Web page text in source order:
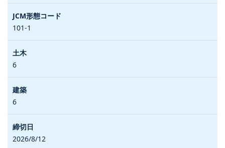
101-1
6
6
2026/8/12